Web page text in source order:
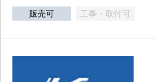
販売可 工事・取付可